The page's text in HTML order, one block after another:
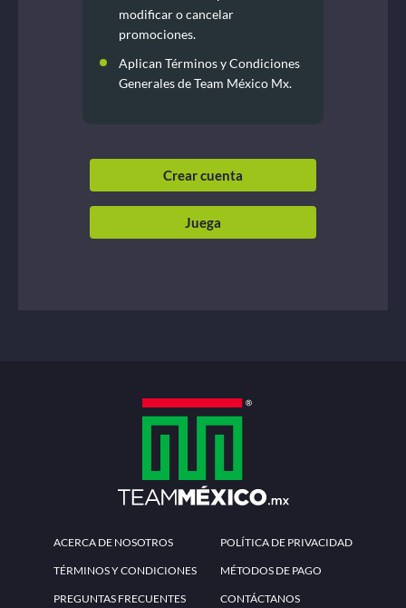
modificar o cancelar
promociones.
Aplican Términos y Condiciones
Generales de Team México Mx.
Crear cuenta
Juega
ACERCA DE NOSOTROS POLÍTICA DE PRIVACIDAD
TÉRMINOS Y CONDICIONES MÉTODOS DE PAGO
PREGUNTAS FRECUENTES CONTÁCTANOS